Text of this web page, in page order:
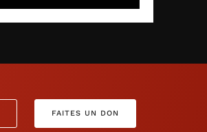
FAITES UN DON